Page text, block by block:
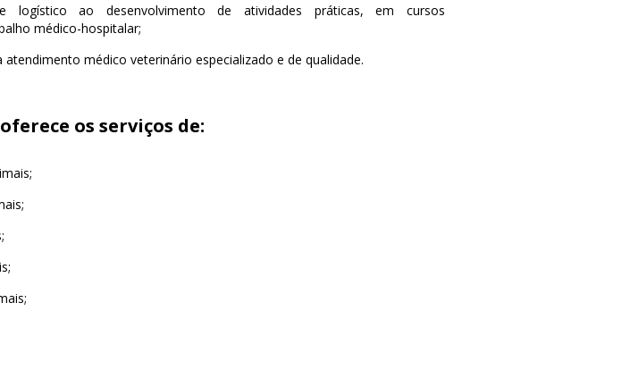
logístico ao desenvolvimento de atividades práticas, em cursos
médico-hospitalar;
médico veterinário especializado e de qualidade.
os serviços de: